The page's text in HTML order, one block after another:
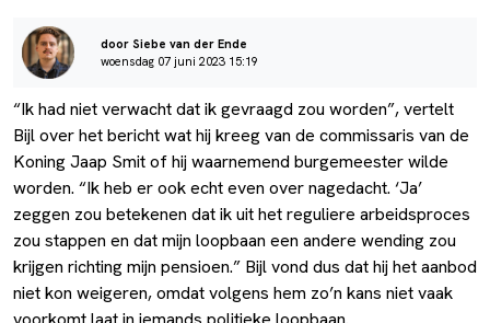
door Siebe van der Ende
woensdag 07 juni 2023 15:19
“Ik had niet verwacht dat ik gevraagd zou worden”, vertelt
Bijl over het bericht wat hij kreeg van de commissaris van de
Koning Jaap Smit of hij waarnemend burgemeester wilde
worden. “Ik heb er ook echt even over nagedacht. ‘Ja’
zeggen zou betekenen dat ik uit het reguliere arbeidsproces
zou stappen en dat mijn loopbaan een andere wending zou
krijgen richting mijn pensioen.” Bijl vond dus dat hij het aanbod
niet kon weigeren, omdat volgens hem zo’n kans niet vaak